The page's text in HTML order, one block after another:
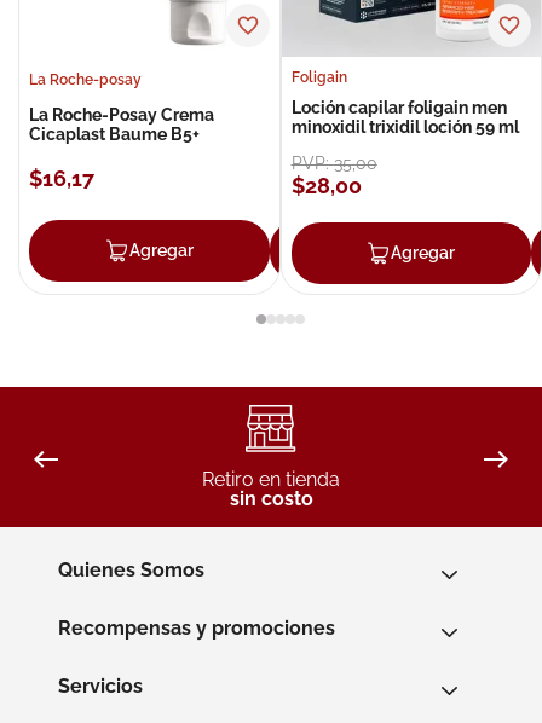
La Roche-posay
La Roche-Posay Crema
Cicaplast Baume B5+
$16,17
Agregar Agregar
Foligain
Loción capilar foligain men
minoxidil trixidil loción 59 ml
PVP:35,00
$28,00
Agregar
Retiro en tienda
sin costo
Quienes Somos
Recompensas y promociones
Servicios